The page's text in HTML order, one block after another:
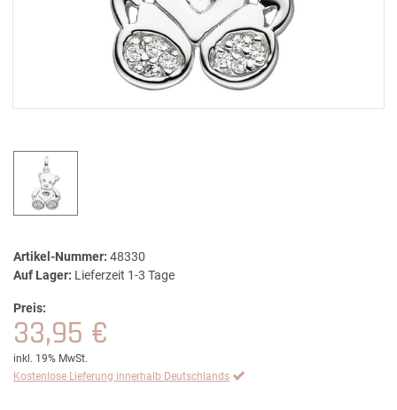
Artikel-Nummer: 48330
Auf Lager: Lieferzeit 1-3 Tage
Preis:
33,95 €
inkl. 19% MwSt.
Kostenlose Lieferung innerhalb Deutschlands